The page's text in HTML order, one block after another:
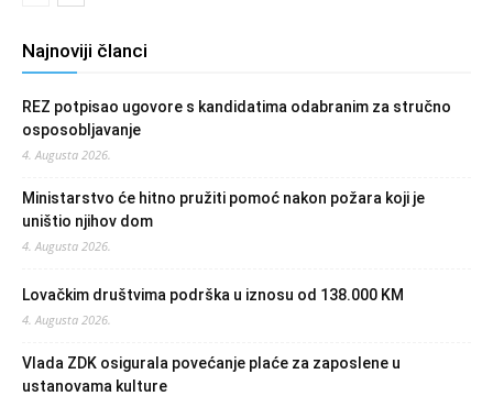
Najnoviji članci
REZ potpisao ugovore s kandidatima odabranim za stručno
osposobljavanje
4. Augusta 2026.
Ministarstvo će hitno pružiti pomoć nakon požara koji je
uništio njihov dom
4. Augusta 2026.
Lovačkim društvima podrška u iznosu od 138.000 KM
4. Augusta 2026.
Vlada ZDK osigurala povećanje plaće za zaposlene u
ustanovama kulture